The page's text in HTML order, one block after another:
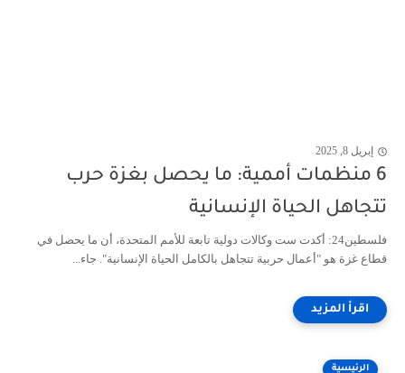
إبريل 8, 2025
6 منظمات أممية: ما يحصل بغزة حرب
تتجاهل الحياة الإنسانية
فلسطين24: أكدت ست وكالات دولية تابعة للأمم المتحدة، أن ما يحصل في
قطاع غزة هو "أعمال حربية تتجاهل بالكامل الحياة الإنسانية". جاء...
الرئيسية